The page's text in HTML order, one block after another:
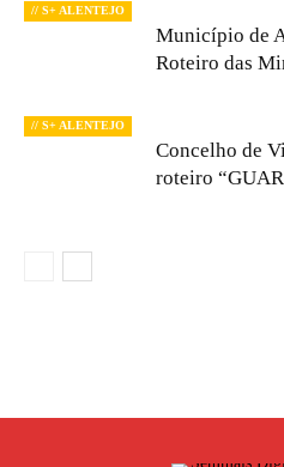
// S+ ALENTEJO
Município de
Roteiro das
// S+ ALENTEJO
Concelho de
roteiro